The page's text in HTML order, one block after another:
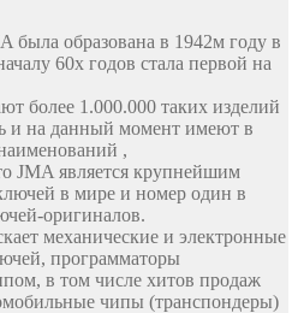
образована в 1942м году в
60х годов стала первой на
более 1.000.000 таких изделий
и на данный момент имеют в
,
JMA является крупнейшим
в мире и номер один в
оригиналов.
механические и электронные
программаторы
в том числе хитов продаж
чипы (транспондеры)